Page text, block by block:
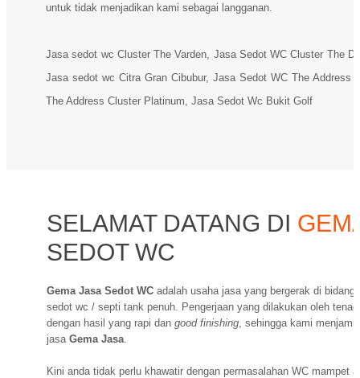
untuk tidak menjadikan kami sebagai langganan.
Jasa sedot wc Cluster The Varden, Jasa Sedot WC Cluster The
Jasa sedot wc Citra Gran Cibubur, Jasa Sedot WC The Address
The Address Cluster Platinum, Jasa Sedot Wc Bukit Golf
SELAMAT DATANG DI
SEDOT WC
Gema Jasa Sedot WC adalah usaha jasa yang bergerak di
sedot wc / septi tank penuh. Pengerjaan yang dilakukan oleh
dengan hasil yang rapi dan good finishing, sehingga kami
jasa Gema Jasa.
Kini anda tidak perlu khawatir dengan permasalahan WC mampet